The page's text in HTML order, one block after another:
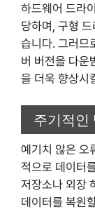
하드웨어 드라
당하며, 구형
습니다. 그러므
버 버전을 다운
을 더욱 향상시
주기적인
예기치 않은 오
적으로 데이터
저장소나 외장
데이터를 복원